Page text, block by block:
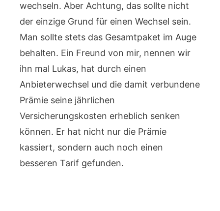
wechseln. Aber Achtung, das sollte nicht
der einzige Grund für einen Wechsel sein.
Man sollte stets das Gesamtpaket im Auge
behalten. Ein Freund von mir, nennen wir
ihn mal Lukas, hat durch einen
Anbieterwechsel und die damit verbundene
Prämie seine jährlichen
Versicherungskosten erheblich senken
können. Er hat nicht nur die Prämie
kassiert, sondern auch noch einen
besseren Tarif gefunden.